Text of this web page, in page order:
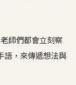
師們都會立刻察
語，來傳遞想法與